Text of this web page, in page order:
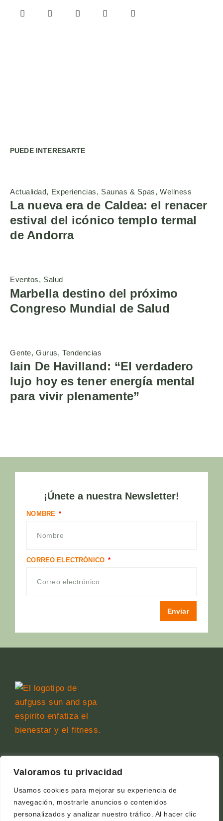
Valoramos tu privacidad
Usamos cookies para mejorar su experiencia de
navegación, mostrarle anuncios o contenidos
personalizados y analizar nuestro tráfico. Al hacer clic
PUEDE INTERESARTE
Actualidad Experiencias Saunas & Spas Wellness
La nueva era de Caldea: el renacer
estival del icónico templo termal
de Andorra
Eventos Salud
Marbella destino del próximo
Congreso Mundial de Salud
Gente Gurus Tendencias
Iain De Havilland: “El verdadero
lujo hoy es tener energía mental
para vivir plenamente”
¡Únete a nuestra Newsletter!
NOMBRE
CORREO ELECTRÓNICO
Enviar
Copyright © 2026 Wellness Forum
Política de cookies
Política de privacidad